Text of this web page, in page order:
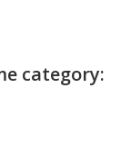
category: